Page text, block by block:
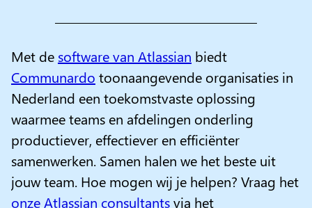
Met de software van Atlassian biedt
Communardo toonaangevende organisaties in
Nederland een toekomstvaste oplossing
waarmee teams en afdelingen onderling
productiever, effectiever en efficiënter
samenwerken. Samen halen we het beste uit
jouw team. Hoe mogen wij je helpen? Vraag het
onze Atlassian consultantsvia het